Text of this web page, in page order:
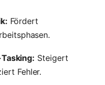
Fördert
Steigert
Fehler.